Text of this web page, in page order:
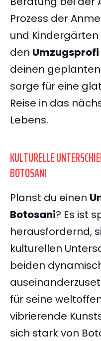
Prozess der
und Kindergärten
den Umzugsprofi
deinen
sorge für eine
Reise in das
Lebens.
KULTURELLE
BOTOSANI
Planst du einen
Botosani? Es ist
herausfordernd,
kulturellen
beiden
für seine
vibrierende
sich stark von